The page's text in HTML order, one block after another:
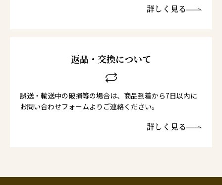
詳しく見る
返品・交換について
誤送・輸送中の破損等の場合は、商品到着から7日以内に
お問い合わせフォームよりご連絡ください。
詳しく見る